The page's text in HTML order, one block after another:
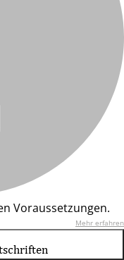
Voraussetzungen.
Mehr erfahren